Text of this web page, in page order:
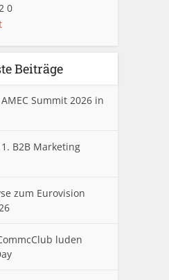
0
Beiträge
AMEC Summit 2026 in
1. B2B Marketing
zum Eurovision
luden